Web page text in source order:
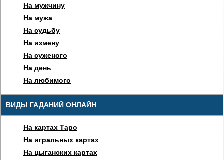
На мужчину
На мужа
На судьбу
На измену
На суженого
На день
На любимого
ВИДЫ ГАДАНИЙ ОНЛАЙН
На картах Таро
На игральных картах
На цыганских картах